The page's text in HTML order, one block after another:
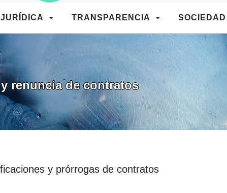
JURÍDICA TRANSPARENCIA SOCIEDAD
renuncia de contratos
y prórrogas de contratos